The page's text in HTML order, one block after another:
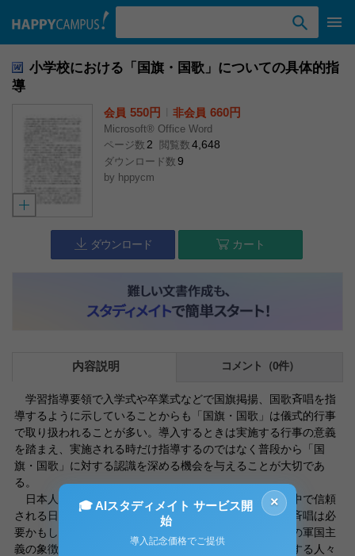
小学校における「国旗・国歌」についての具体的指
導
会員 550円 非会員 660円
Microsoft® Office Word
ページ数 2 閲覧数 4,648
ダウンロード数 9
by hppycm
ダウンロード カート
内容説明 コメント（0件）
学習指導要領で入学式や卒業式などで国旗掲揚、国歌斉唱を指
導するように示していることからも「国旗・国歌」は儀式的行事
で取り扱われることが多い。導入するときは実施する行事の意義
を踏まえ、実施される時だけ指導するのではなく普段から「国
旗・国歌」に対する認識を深める機会を与えることが大切であ
る。
日本人としての自覚を持ち愛国心を育て、国際社会の中で信頼
される日本人へと成長していくためには国旗掲揚、国歌斉唱は必
要かもしれない。しかし「日の丸」が第二次世界大戦中の軍国主
義の象徴であったと公の場で国旗掲揚、国歌斉唱に反対する人々
×
🎓 AIスタディメイト サービス開
始
導入記念価格でご提供